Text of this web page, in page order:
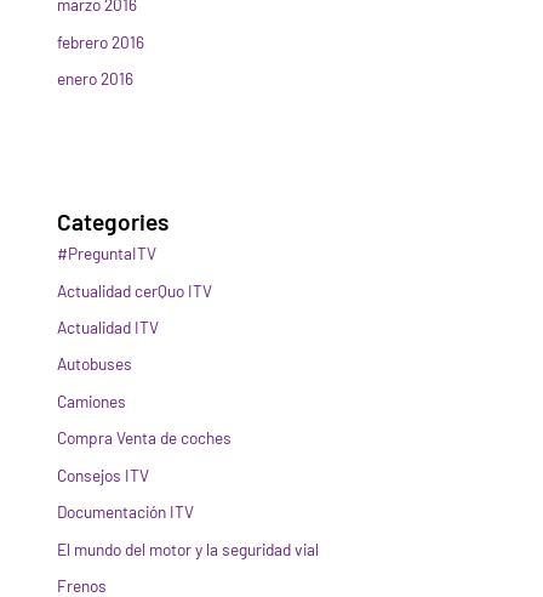
marzo 2016
febrero 2016
enero 2016
Categories
#PreguntaITV
Actualidad cerQuo ITV
Actualidad ITV
Autobuses
Camiones
Compra Venta de coches
Consejos ITV
Documentación ITV
El mundo del motor y la seguridad vial
Frenos